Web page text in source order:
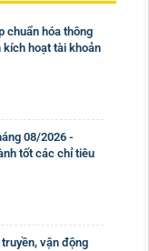
chuẩn hóa thông
kích hoạt tài khoản
08/2026 -
tốt các chỉ tiêu
vận động